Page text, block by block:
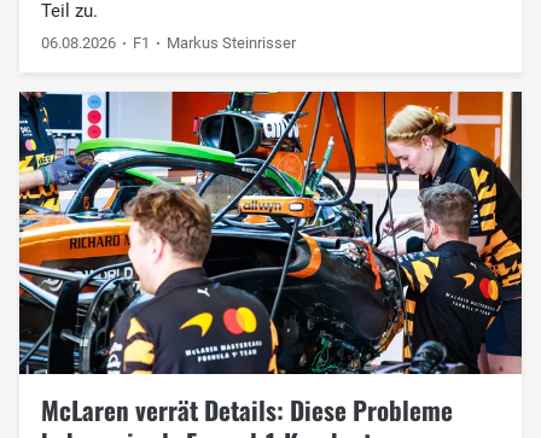
Teil zu.
06.08.2026 F1 Markus Steinrisser
McLaren verrät Details: Diese Probleme